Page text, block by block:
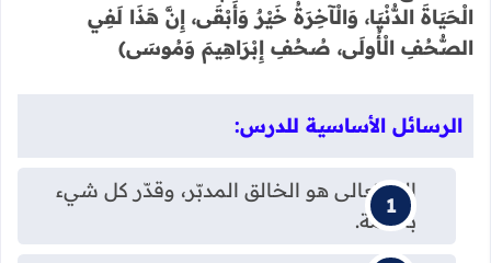
الْحَيَاةَ الدُّنْيَا، وَالْآخِرَةُ خَيْرٌ وَأَبْقَى، إِنَّ هَذَا لَفِي
الصُّحُفِ الْأُولَى، صُحُفِ إِبْرَاهِيمَ وَمُوسَى﴾
الرسائل الأساسية للدرس:
الله تعالى هو الخالق المدبّر، وقدّر كل شيء
بحكمة.